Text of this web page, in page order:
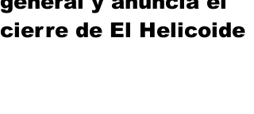
cierre de El Helicoide